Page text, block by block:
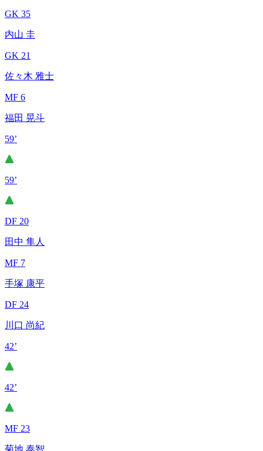
GK 35
内山 圭
GK 21
佐々木 雅士
MF 6
福田 晃斗
59’
59’
DF 20
田中 隼人
MF 7
手塚 康平
DF 24
川口 尚紀
42’
42’
MF 23
菊地 泰智